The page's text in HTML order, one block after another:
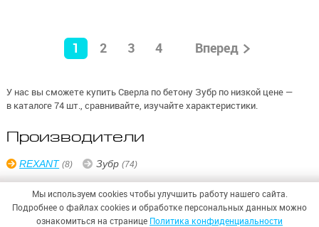
1 2 3 4 Вперед
У нас вы сможете купить Сверла по бетону Зубр по низкой цене —
в каталоге 74 шт., сравнивайте, изучайте характеристики.
Производители
REXANT (8) Зубр (74)
Мы используем cookies чтобы улучшить работу нашего сайта.
Подробнее о файлах cookies и обработке персональных данных можно
ознакомиться на странице Политика конфиденциальности